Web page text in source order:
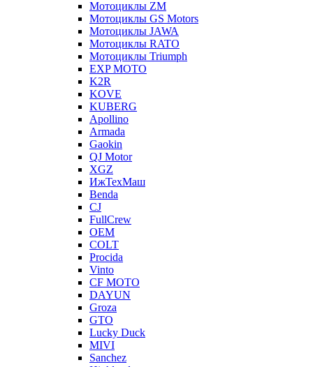
Мотоциклы ZM
Мотоциклы GS Motors
Мотоциклы JAWA
Мотоциклы RATO
Мотоциклы Triumph
EXP MOTO
K2R
KOVE
KUBERG
Apollino
Armada
Gaokin
QJ Motor
XGZ
ИжТехМаш
Benda
CJ
FullCrew
OEM
COLT
Procida
Vinto
CF MOTO
DAYUN
Groza
GTO
Lucky Duck
MIVI
Sanchez